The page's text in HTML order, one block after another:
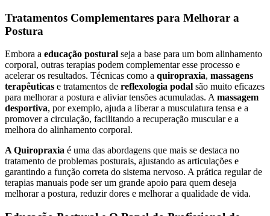
Tratamentos Complementares para Melhorar a
Postura
Embora a educação postural seja a base para um bom alinhamento
corporal, outras terapias podem complementar esse processo e
acelerar os resultados. Técnicas como a quiropraxia, massagens
terapêuticas e tratamentos de reflexologia podal são muito eficazes
para melhorar a postura e aliviar tensões acumuladas. A massagem
desportiva, por exemplo, ajuda a liberar a musculatura tensa e a
promover a circulação, facilitando a recuperação muscular e a
melhora do alinhamento corporal.
A Quiropraxia é uma das abordagens que mais se destaca no
tratamento de problemas posturais, ajustando as articulações e
garantindo a função correta do sistema nervoso. A prática regular de
terapias manuais pode ser um grande apoio para quem deseja
melhorar a postura, reduzir dores e melhorar a qualidade de vida.